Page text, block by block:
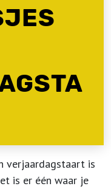
verjaardagstaart is
is er één waar je